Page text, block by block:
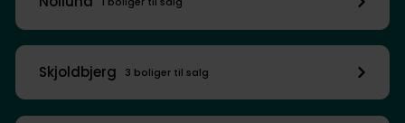
Skjoldbjerg 3 boliger til salg